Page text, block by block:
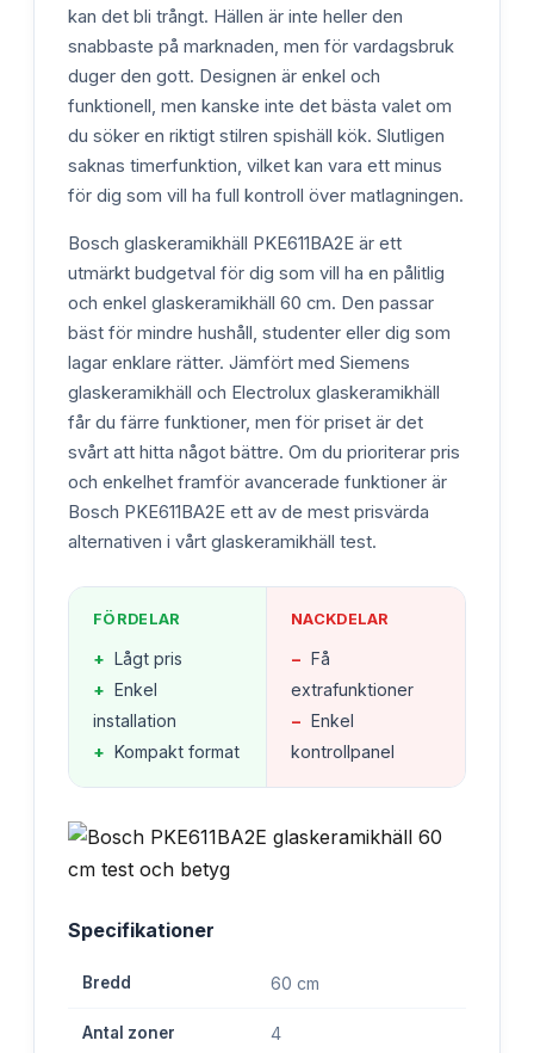
kan det bli trångt. Hällen är inte heller den
snabbaste på marknaden, men för vardagsbruk
duger den gott. Designen är enkel och
funktionell, men kanske inte det bästa valet om
du söker en riktigt stilren spishäll kök. Slutligen
saknas timerfunktion, vilket kan vara ett minus
för dig som vill ha full kontroll över matlagningen.
Bosch glaskeramikhäll PKE611BA2E är ett
utmärkt budgetval för dig som vill ha en pålitlig
och enkel glaskeramikhäll 60 cm. Den passar
bäst för mindre hushåll, studenter eller dig som
lagar enklare rätter. Jämfört med Siemens
glaskeramikhäll och Electrolux glaskeramikhäll
får du färre funktioner, men för priset är det
svårt att hitta något bättre. Om du prioriterar pris
och enkelhet framför avancerade funktioner är
Bosch PKE611BA2E ett av de mest prisvärda
alternativen i vårt glaskeramikhäll test.
FÖRDELAR
+ Lågt pris
+ Enkel
installation
+ Kompakt format
NACKDELAR
− Få
extrafunktioner
− Enkel
kontrollpanel
Specifikationer
Bredd 60 cm
Antal zoner 4